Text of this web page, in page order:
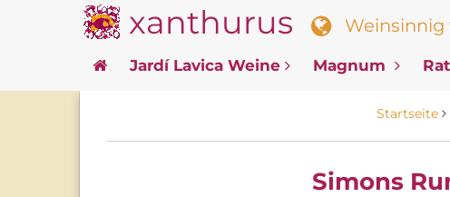
xanthurus Weinsinnig
Jardí Lavica Weine Magnum
Startseite
Simons